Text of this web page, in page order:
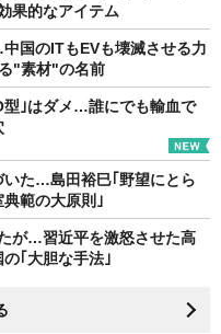
果的なアイテム
国のITもEVも壊滅させる力
"素材"の名前
｣はダメ…誰にでも輸血で
いた…島田裕巳｢野望にとら
範の大原則｣
が…習近平を激怒させた高
｢大胆な手法｣